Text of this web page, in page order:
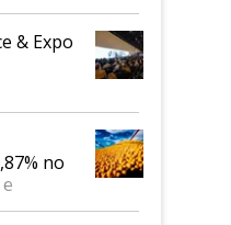
& Expo
no